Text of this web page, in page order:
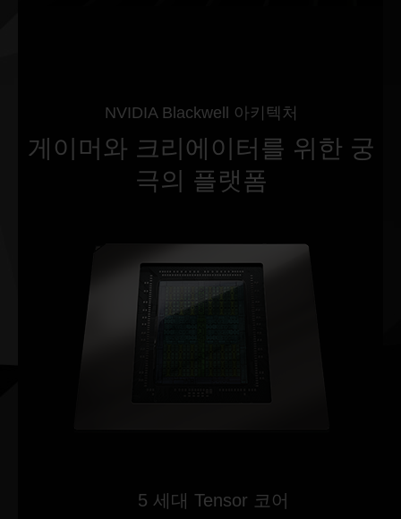
NVIDIA Blackwell 아키텍처
게이머와 크리에이터를 위한 궁
극의 플랫폼
5 세대 Tensor 코어